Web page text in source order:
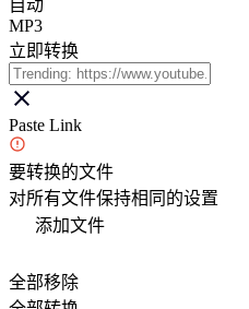
自动
MP3
立即转换
Paste Link
要转换的文件
对所有文件保持相同的设置
添加文件
全部移除